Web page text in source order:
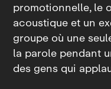
promotionnelle, le
acoustique et un
groupe où une
la parole pendant
des gens qui